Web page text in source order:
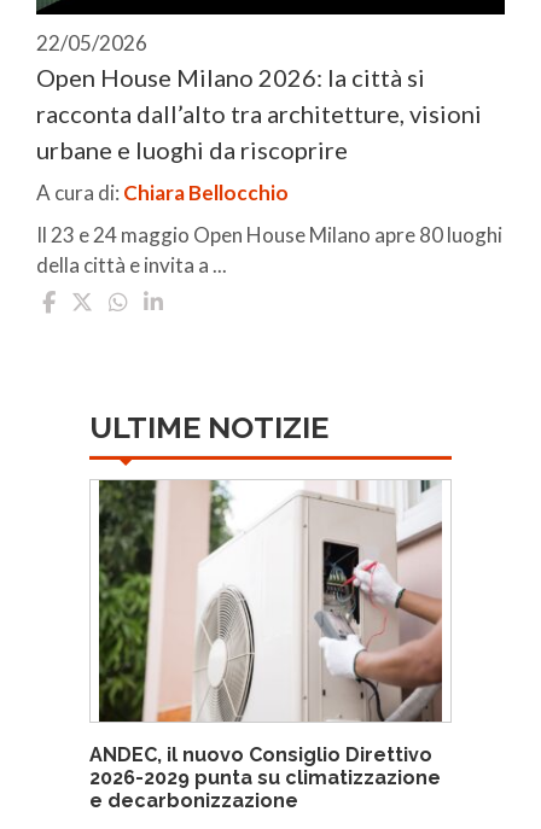
22/05/2026
Open House Milano 2026: la città si
racconta dall’alto tra architetture, visioni
urbane e luoghi da riscoprire
A cura di: Chiara Bellocchio
Il 23 e 24 maggio Open House Milano apre 80 luoghi
della città e invita a ...
ULTIME NOTIZIE
ANDEC, il nuovo Consiglio Direttivo
2026-2029 punta su climatizzazione
e decarbonizzazione